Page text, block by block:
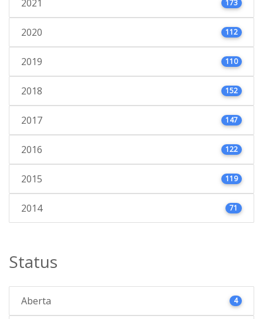
2021 173
2020 112
2019 110
2018 152
2017 147
2016 122
2015 119
2014 71
Status
Aberta 4